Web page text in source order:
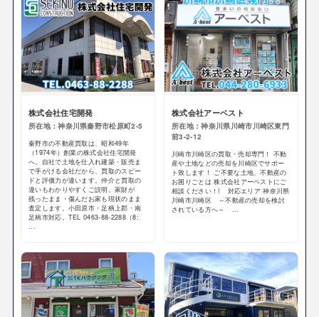
株式会社住宅開発
所在地：神奈川県秦野市松原町2-5
秦野市の不動産買取は、昭和49年
（1974年）創業の株式会社住宅開発
へ。自社で土地を仕入れ建築・販売ま
で手がける会社だから、買取のスピー
ドと評価力が違います。仲介と買取の
違いもわかりやすくご説明。家財が
残ったまま・傷んだお家も現状のまま
査定します。小田原市・足柄上郡・南
足柄市対応。TEL 0463-88-2288（8:
...
株式会社アーベスト
所在地：神奈川県川崎市川崎区東門
前3-2-12
川崎市川崎区の買取・売却専門！ 不動
産や土地などの売却を川崎区でサポー
ト致します！ ご不要な土地、不動産の
お困りごとは 株式会社アーベストにご
相談ください！! 対応エリア 神奈川県
川崎市川崎区 ～不動産の売却を検討
されている方へ～ ...